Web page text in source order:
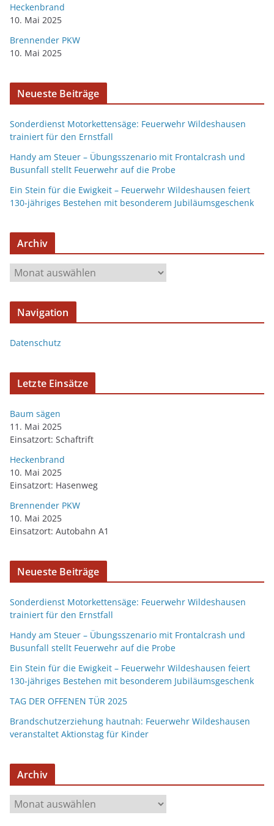
Heckenbrand
10. Mai 2025
Brennender PKW
10. Mai 2025
Neueste Beiträge
Sonderdienst Motorkettensäge: Feuerwehr Wildeshausen
trainiert für den Ernstfall
Handy am Steuer – Übungsszenario mit Frontalcrash und
Busunfall stellt Feuerwehr auf die Probe
Ein Stein für die Ewigkeit – Feuerwehr Wildeshausen feiert
130-jähriges Bestehen mit besonderem Jubiläumsgeschenk
Archiv
Navigation
Datenschutz
Letzte Einsätze
Baum sägen
11. Mai 2025
Einsatzort: Schaftrift
Heckenbrand
10. Mai 2025
Einsatzort: Hasenweg
Brennender PKW
10. Mai 2025
Einsatzort: Autobahn A1
Neueste Beiträge
Sonderdienst Motorkettensäge: Feuerwehr Wildeshausen
trainiert für den Ernstfall
Handy am Steuer – Übungsszenario mit Frontalcrash und
Busunfall stellt Feuerwehr auf die Probe
Ein Stein für die Ewigkeit – Feuerwehr Wildeshausen feiert
130-jähriges Bestehen mit besonderem Jubiläumsgeschenk
TAG DER OFFENEN TÜR 2025
Brandschutzerziehung hautnah: Feuerwehr Wildeshausen
veranstaltet Aktionstag für Kinder
Archiv